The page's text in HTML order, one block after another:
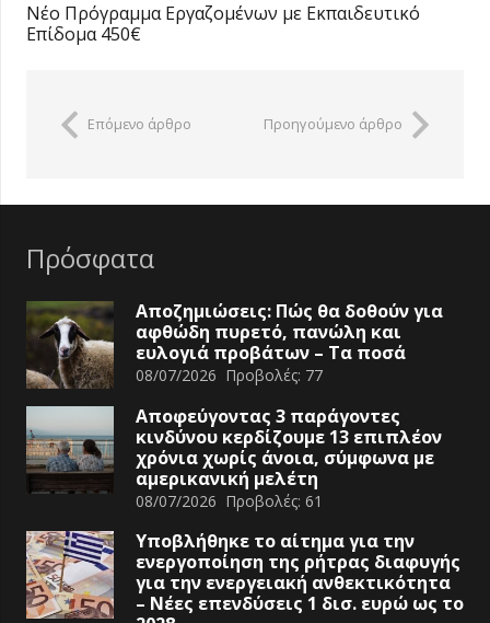
Νέο Πρόγραμμα Εργαζομένων με Εκπαιδευτικό
Επίδομα 450€
Επόμενο άρθρο Προηγούμενο άρθρο
Πρόσφατα
Αποζημιώσεις: Πώς θα δοθούν για
αφθώδη πυρετό, πανώλη και
ευλογιά προβάτων – Τα ποσά
08/07/2026 Προβολές: 77
Αποφεύγοντας 3 παράγοντες
κινδύνου κερδίζουμε 13 επιπλέον
χρόνια χωρίς άνοια, σύμφωνα με
αμερικανική μελέτη
08/07/2026 Προβολές: 61
Υποβλήθηκε το αίτημα για την
ενεργοποίηση της ρήτρας διαφυγής
για την ενεργειακή ανθεκτικότητα
– Νέες επενδύσεις 1 δισ. ευρώ ως το